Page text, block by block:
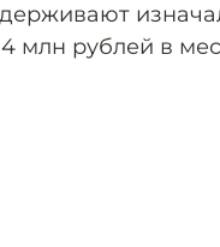
млн рублей в